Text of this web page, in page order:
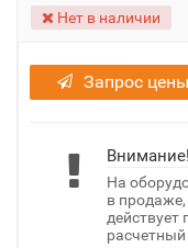
Нет в наличии
Запрос цены
Внимание!
На
в
действует